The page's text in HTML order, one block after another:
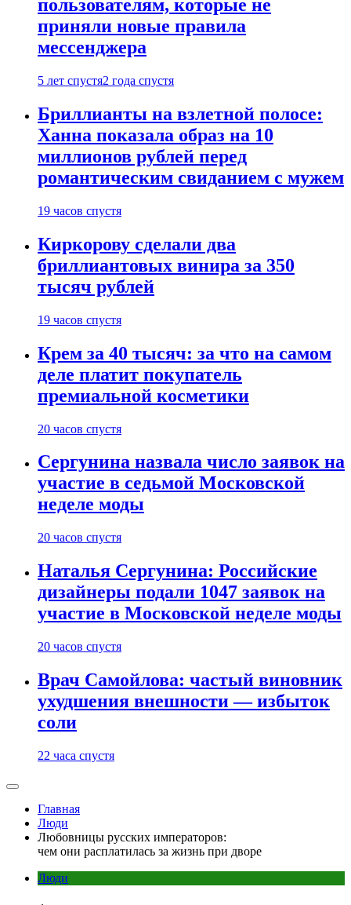
пользователям, которые не
приняли новые правила
мессенджера
5 лет спустя2 года спустя
Бриллианты на взлетной полосе:
Ханна показала образ на 10
миллионов рублей перед
романтическим свиданием с мужем
19 часов спустя
Киркорову сделали два
бриллиантовых винира за 350
тысяч рублей
19 часов спустя
Крем за 40 тысяч: за что на самом
деле платит покупатель
премиальной косметики
20 часов спустя
Сергунина назвала число заявок на
участие в седьмой Московской
неделе моды
20 часов спустя
Наталья Сергунина: Российские
дизайнеры подали 1047 заявок на
участие в Московской неделе моды
20 часов спустя
Врач Самойлова: частый виновник
ухудшения внешности — избыток
соли
22 часа спустя
Главная
Люди
Любовницы русских императоров:
чем они расплатилась за жизнь при дворе
Люди